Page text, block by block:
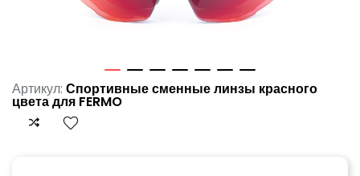
Артикул: Спортивные сменные линзы красного
цвета для FERMO